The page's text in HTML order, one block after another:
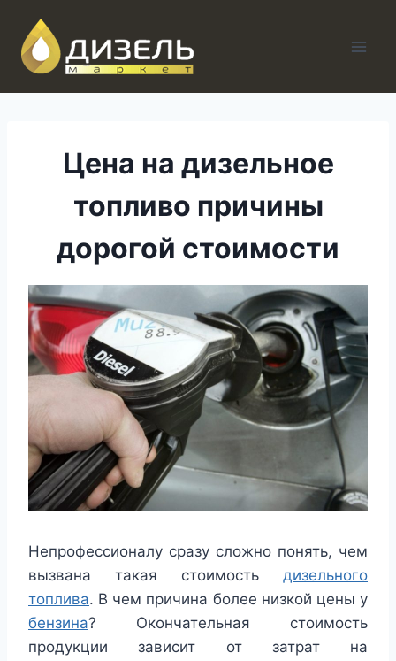
содержанию
Цена на дизельное
топливо причины
дорогой стоимости
Непрофессионалу сразу сложно понять, чем
вызвана такая стоимость дизельного
топлива. В чем причина более низкой цены у
бензина? Окончательная стоимость
продукции зависит от затрат на